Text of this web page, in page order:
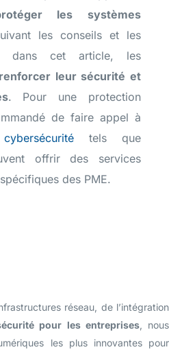
les systèmes
les conseils et les
dans cet article, les
renforcer leur sécurité et
. Pour une protection
de faire appel à
tels que
offrir des services
des PME.
réseau, de l’intégration
pour les entreprises, nous
les plus innovantes pour